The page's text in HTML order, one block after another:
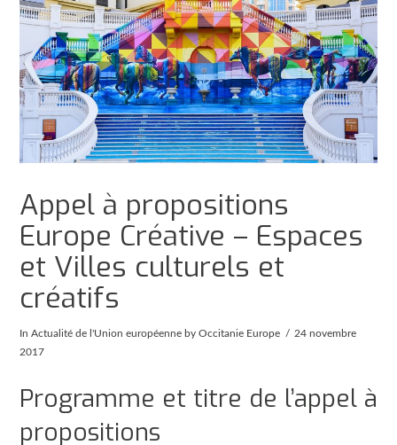
Appel à propositions
Europe Créative – Espaces
et Villes culturels et
créatifs
InActualité de l'Union européenne by Occitanie Europe
24 novembre
2017
Programme et titre de l’appel à
propositions